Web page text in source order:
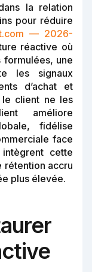
la relation
pour réduire
— 2026-
réactive où
formulées, une
les signaux
d’achat et
le client ne les
améliore
fidélise
face
cette
rétention accru
plus élevée.